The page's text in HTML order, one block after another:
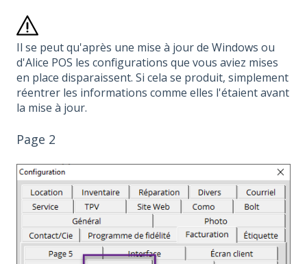
Il se peut qu'après une mise à jour de Windows ou
d'Alice POS les configurations que vous aviez mises
en place disparaissent. Si cela se produit, simplement
réentrer les informations comme elles l'étaient avant
la mise à jour.
Page 2